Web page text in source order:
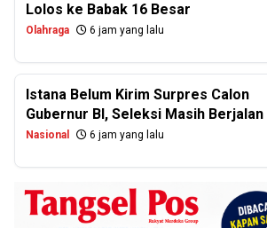
Lolos ke Babak 16 Besar
Olahraga 6 jam yang lalu
Istana Belum Kirim Surpres Calon
Gubernur BI, Seleksi Masih Berjalan
Nasional 6 jam yang lalu